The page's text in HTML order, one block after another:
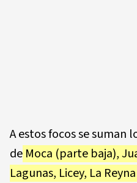
A estos focos se suman
de Moca (parte baja),
Lagunas, Licey, La Reyna